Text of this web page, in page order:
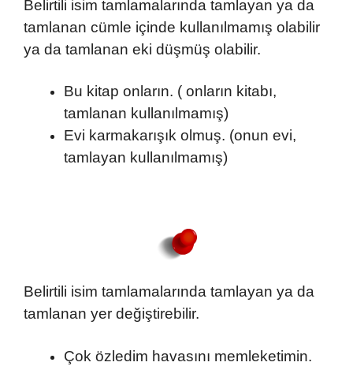
Belirtili isim tamlamalarında tamlayan ya da
tamlanan cümle içinde kullanılmamış olabilir
ya da tamlanan eki düşmüş olabilir.
Bu kitap onların. ( onların kitabı,
tamlanan kullanılmamış)
Evi karmakarışık olmuş. (onun evi,
tamlayan kullanılmamış)
Belirtili isim tamlamalarında tamlayan ya da
tamlanan yer değiştirebilir.
Çok özledim havasını memleketimin.